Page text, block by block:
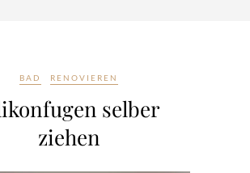
BAD RENOVIEREN
selber
ziehen